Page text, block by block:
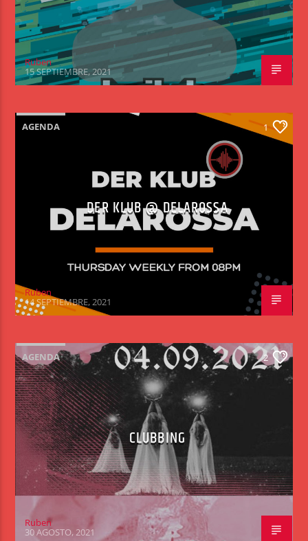
Ruben
15 SEPTIEMBRE, 2021
AGENDA 1
DER KLUB @ DELAROSSA
Ruben
14 SEPTIEMBRE, 2021
AGENDA 2
CLUBBING
Ruben
30 AGOSTO, 2021